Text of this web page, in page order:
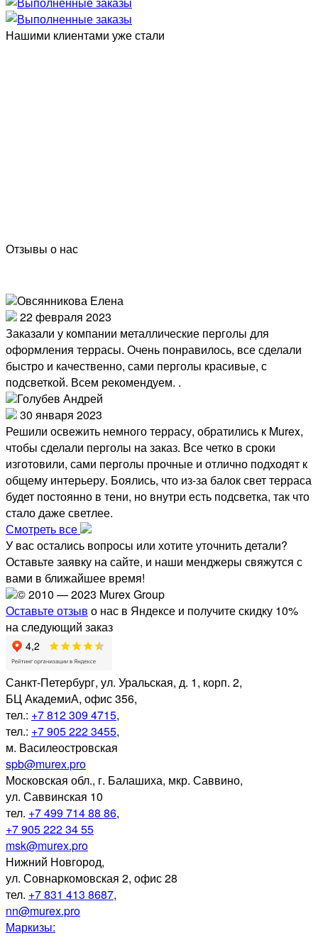
Нашими клиентами уже стали
Отзывы о нас
Овсянникова Елена
22 февраля 2023
Заказали у компании металлические перголы для
оформления террасы. Очень понравилось, все сделали
быстро и качественно, сами перголы красивые, с
подсветкой. Всем рекомендуем. .
Голубев Андрей
30 января 2023
Решили освежить немного террасу, обратились к Murex,
чтобы сделали перголы на заказ. Все четко в сроки
изготовили, сами перголы прочные и отлично подходят к
общему интерьеру. Боялись, что из-за балок свет терраса
будет постоянно в тени, но внутри есть подсветка, так что
стало даже светлее.
Смотреть все
У вас остались вопросы или хотите уточнить детали?
Оставьте заявку на сайте, и наши менджеры свяжутся с
вами в ближайшее время!
© 2010 — 2023 Murex Group
Оставьте отзыв о нас в Яндексе и получите скидку 10%
на следующий заказ
Санкт-Петербург, ул. Уральская, д. 1, корп. 2,
БЦ АкадемиА, офис 356,
тел.: +7 812 309 4715,
тел.: +7 905 222 3455,
м. Василеостровская
spb@murex.pro
Московская обл., г. Балашиха, мкр. Саввино,
ул. Саввинская 10
тел. +7 499 714 88 86,
+7 905 222 34 55
msk@murex.pro
Нижний Новгород,
ул. Совнаркомовская 2, офис 28
тел. +7 831 413 8687,
nn@murex.pro
Маркизы: